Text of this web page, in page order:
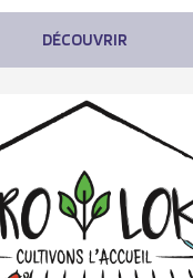
DÉCOUVRIR